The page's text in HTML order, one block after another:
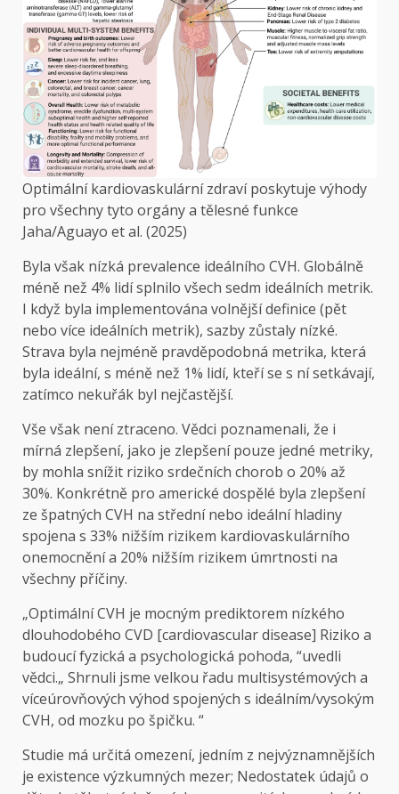
Optimální kardiovaskulární zdraví poskytuje výhody
pro všechny tyto orgány a tělesné funkce
Jaha/Aguayo et al. (2025)
Byla však nízká prevalence ideálního CVH. Globálně
méně než 4% lidí splnilo všech sedm ideálních metrik.
I když byla implementována volnější definice (pět
nebo více ideálních metrik), sazby zůstaly nízké.
Strava byla nejméně pravděpodobná metrika, která
byla ideální, s méně než 1% lidí, kteří se s ní setkávají,
zatímco nekuřák byl nejčastější.
Vše však není ztraceno. Vědci poznamenali, že i
mírná zlepšení, jako je zlepšení pouze jedné metriky,
by mohla snížit riziko srdečních chorob o 20% až
30%. Konkrétně pro americké dospělé byla zlepšení
ze špatných CVH na střední nebo ideální hladiny
spojena s 33% nižším rizikem kardiovaskulárního
onemocnění a 20% nižším rizikem úmrtnosti na
všechny příčiny.
„Optimální CVH je mocným prediktorem nízkého
dlouhodobého CVD [cardiovascular disease] Riziko a
budoucí fyzická a psychologická pohoda, “uvedli
vědci.„ Shrnuli jsme velkou řadu multisystémových a
víceúrovňových výhod spojených s ideálním/vysokým
CVH, od mozku po špičku. “
Studie má určitá omezení, jedním z nejvýznamnějších
je existence výzkumných mezer; Nedostatek údajů o